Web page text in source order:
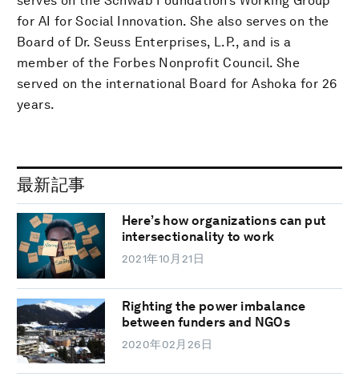
for AI for Social Innovation. She also serves on the
Board of Dr. Seuss Enterprises, L.P., and is a
member of the Forbes Nonprofit Council. She
served on the international Board for Ashoka for 26
years.
最新記事
Here’s how organizations can put
intersectionality to work
2021年10月21日
Righting the power imbalance
between funders and NGOs
2020年02月26日